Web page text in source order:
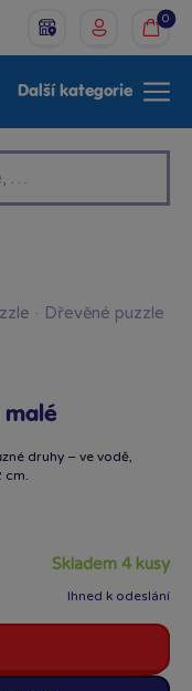
0
Další kategorie
· Dřevěné puzzle
malé
druhy – ve vodě,
cm.
skladem 4 kusy
Ihned k odeslání